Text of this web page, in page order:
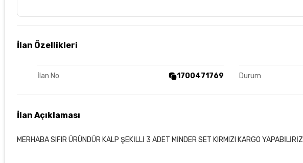
İlan Özellikleri
İlan No 1700471769 Durum
İlan Açıklaması
MERHABA SIFIR ÜRÜNDÜR KALP ŞEKİLLİ 3 ADET MİNDER SET KIRMIZI KARGO YAPABİLİRİZ